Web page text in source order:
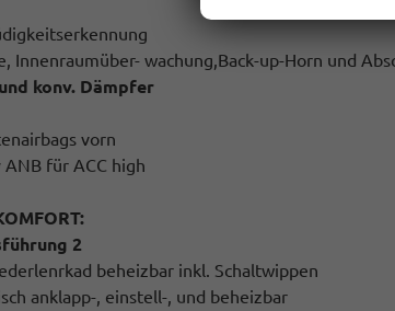
Innenraumüber- wachung,Back-up-Horn und
konv. Dämpfer
vorn
für ACC high
2
beheizbar inkl. Schaltwippen
anklapp-, einstell-, und beheizbar